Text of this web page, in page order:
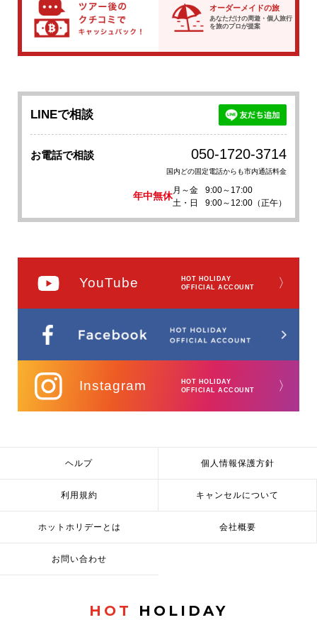
オーダーメイドの旅
あなただけの周遊・個人旅行
を旅のプロが提案
LINEで相談
お電話で相談 050-1720-3714
国内どの固定電話からも市内通話料金
年中無休
月～金
9:00～17:00
土・日
9:00～12:00（正午）
YouTube
HOT HOLIDAY
OFFICIAL ACCOUNT
〉
Instagram
HOT HOLIDAY
OFFICIAL ACCOUNT
〉
ヘルプ 個人情報保護方針
利用規約 キャンセルについて
ホットホリデーとは 会社概要
お問い合わせ
HOT HOLIDAY